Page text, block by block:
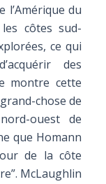
l’Amérique du
côtes sud-
ce qui
des
montre cette
chose de
ouest de
que Homann
de la côte
McLaughlin